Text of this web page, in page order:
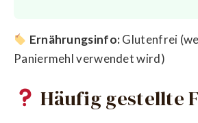
Ernährungsinfo:Glutenfrei
Paniermehl verwendet wird)
Häufig gestellte